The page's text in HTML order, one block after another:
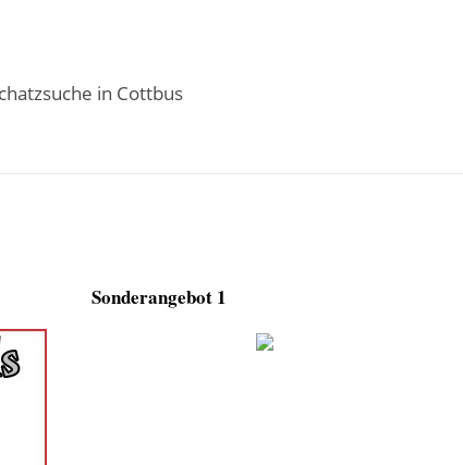
in Cottbus
Sonderangebot 1